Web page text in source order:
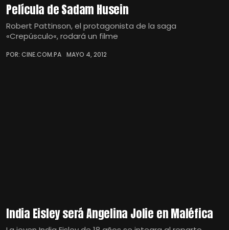
Película de Sadam Husein
Robert Pattinson, el protagonista de la saga
«Crepúsculo«, rodará un filme
POR: CINE.COM.PA MAYO 4, 2012
India Eisley será Angelina Jolie en Maléfica